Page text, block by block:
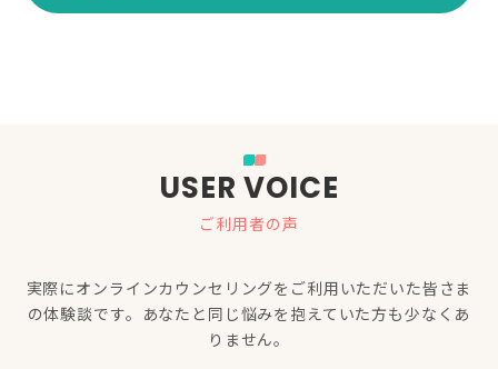
USER VOICE
ご利用者の声
実際にオンラインカウンセリングをご利用いただいた皆さま
の体験談です。あなたと同じ悩みを抱えていた方も少なくあ
りません。